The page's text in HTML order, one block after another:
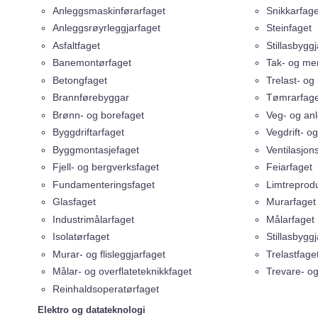
Anleggsmaskinførarfaget
Anleggsrøyrleggjarfaget
Asfaltfaget
Banemontørfaget
Betongfaget
Brannførebyggar
Brønn- og borefaget
Byggdriftarfaget
Byggmontasjefaget
Fjell- og bergverksfaget
Fundamenteringsfaget
Glasfaget
Industrimålarfaget
Isolatørfaget
Murar- og flisleggjarfaget
Målar- og overflateteknikkfaget
Reinhaldsoperatørfaget
Steinfaget
Tak- og
Trelast- og
Veg- og
Vegdrift-
Feiarfaget
Murarfaget
Målarfaget
Trevare-
Elektro og datateknologi